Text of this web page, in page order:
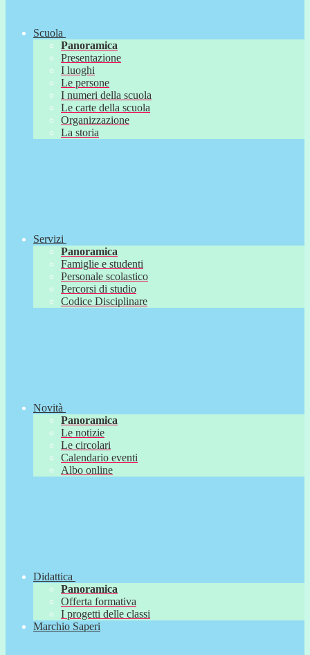
Scuola
Panoramica
Presentazione
I luoghi
Le persone
I numeri della scuola
Le carte della scuola
Organizzazione
La storia
Servizi
Panoramica
Famiglie e studenti
Personale scolastico
Percorsi di studio
Codice Disciplinare
Novità
Panoramica
Le notizie
Le circolari
Calendario eventi
Albo online
Didattica
Panoramica
Offerta formativa
I progetti delle classi
Marchio Saperi